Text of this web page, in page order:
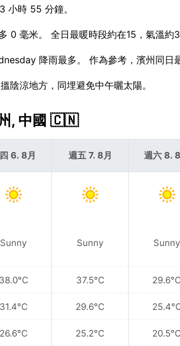
時 55 分鐘。
0 毫米。 全日最暖時段約在15，氣溫約
降雨最多。 作為參考，濱州同日
陰涼地方，同埋避免中午曬太陽。
州, 中國 🇨🇳
6. 8月
Sunny
38.0°C
31.4°C
26.6°C
週五 7. 8月
Sunny
37.5°C
29.6°C
25.2°C
週六 8.
Sunny
29.6°C
20.5°C